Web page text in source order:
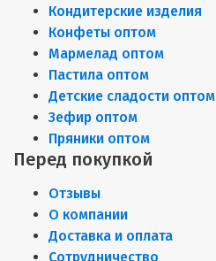
Кондитерские изделия
Конфеты оптом
Мармелад оптом
Пастила оптом
Детские сладости оптом
Зефир оптом
Пряники оптом
Перед покупкой
Отзывы
О компании
Доставка и оплата
Сотрудничество